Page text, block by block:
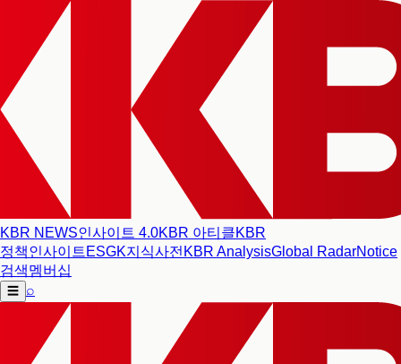
KBR NEWS인사이트 4.0KBR 아티클KBR
정책인사이트 ESGK지식사전 KBR AnalysisGlobal RadarNotice
검색멤버십
☰ ⌕